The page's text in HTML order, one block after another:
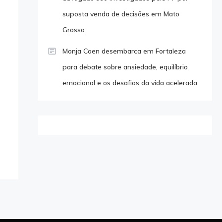
suposta venda de decisões em Mato
Grosso
Monja Coen desembarca em Fortaleza
para debate sobre ansiedade, equilíbrio
emocional e os desafios da vida acelerada